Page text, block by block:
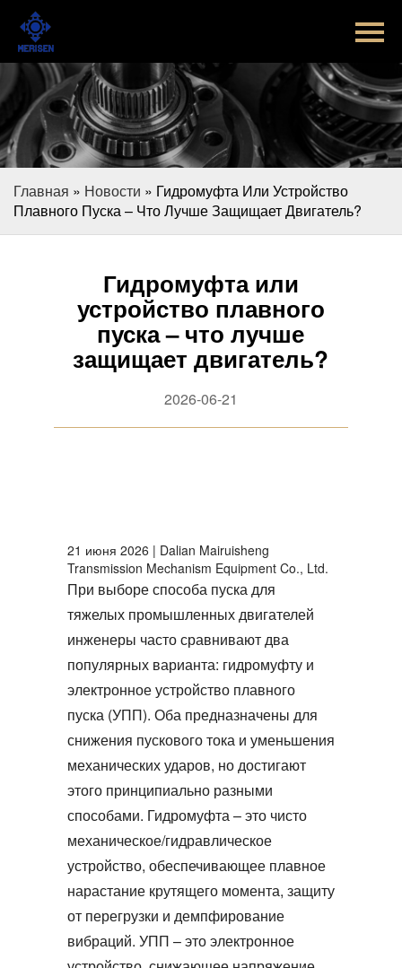
Главная
Продукт
Новости
Случаи
Оборудование завода
Главная » Новости » Гидромуфта Или Устройство
Плавного Пуска – Что Лучше Защищает Двигатель?
Гидромуфта или
устройство плавного
пуска – что лучше
защищает двигатель?
2026-06-21
21 июня 2026 | Dalian Mairuisheng
Transmission Mechanism Equipment Co., Ltd.
При выборе способа пуска для
тяжелых промышленных двигателей
инженеры часто сравнивают два
популярных варианта: гидромуфтуи
электронное устройство плавного
пуска (УПП). Оба предназначены для
снижения пускового тока и уменьшения
механических ударов, но достигают
этого принципиально разными
способами. Гидромуфта– это чисто
механическое/гидравлическое
устройство, обеспечивающее плавное
нарастание крутящего момента, защиту
от перегрузки и демпфирование
вибраций. УПП – это электронное